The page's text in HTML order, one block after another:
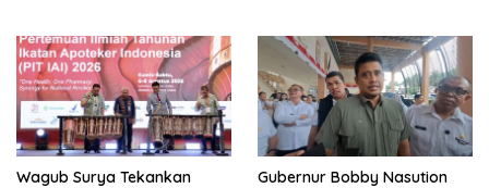
Wagub Surya Tekankan
Gubernur Bobby Nasution